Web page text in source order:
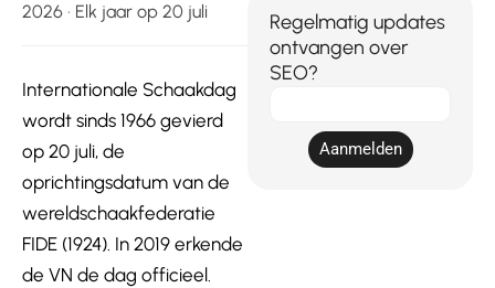
2026 · Elk jaar op 20 juli
Internationale Schaakdag
wordt sinds 1966 gevierd
op 20 juli, de
oprichtingsdatum van de
wereldschaakfederatie
FIDE (1924). In 2019 erkende
de VN de dag officieel.
Regelmatig updates
ontvangen over
SEO?
Aanmelden